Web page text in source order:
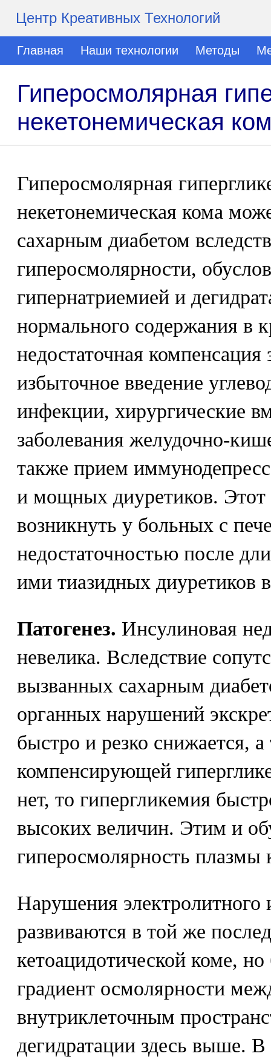
Центр Креативных Технологий
Главная Наши технологии Методы
Гиперосмолярная
некетонемическая
Гиперосмолярная
некетонемическая кома
сахарным диабетом
гиперосмолярности,
гипернатриемией и
нормального содержания в
недостаточная компенсация
избыточное введение
инфекции, хирургические
заболевания желудочно-
также прием
и мощных диуретиков.
возникнуть у больных с
недостаточностью после
ими тиазидных диуретиков
Патогенез. Инсулиновая
невелика. Вследствие
вызванных сахарным
органных нарушений
быстро и резко снижается,
компенсирующей
нет, то гипергликемия
высоких величин. Этим и
гиперосмолярность плазмы
Нарушения электролитного
развиваются в той же
кетоацидотической коме,
градиент осмолярности
внутриклеточным
дегидратации здесь выше. В